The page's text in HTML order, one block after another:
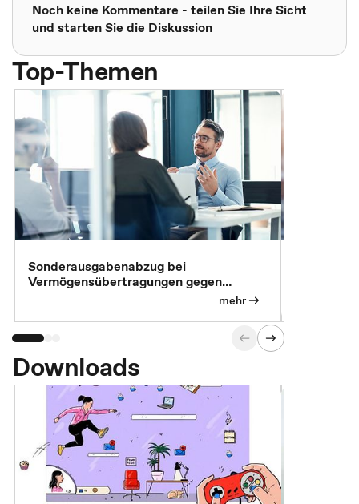
Noch keine Kommentare - teilen Sie Ihre Sicht
und starten Sie die Diskussion
Top-Themen
Sonderausgabenabzug bei
Vermögensübertragungen gegen
mehr
Downloads